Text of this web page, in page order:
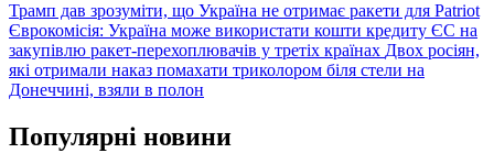
Трамп дав зрозуміти, що Україна не отримає ракети для Patriot
Єврокомісія: Україна може використати кошти кредиту ЄС на
закупівлю ракет-перехоплювачів у третіх країнах Двох росіян,
які отримали наказ помахати триколором біля стели на
Донеччині, взяли в полон
Популярнi новини